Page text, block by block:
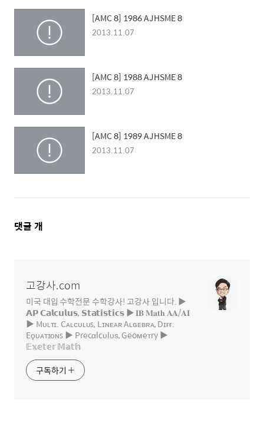
[AMC 8] 1986 AJHSME 8
2013.11.07
[AMC 8] 1988 AJHSME 8
2013.11.07
[AMC 8] 1989 AJHSME 8
2013.11.07
댓
댓글 개
고강사.com
미국 대입 수학전문 수학강사! 고강사 입니다. ▶
𝗔𝗣 𝗖𝗮𝗹𝗰𝘂𝗹𝘂𝘀, 𝗦𝘁𝗮𝘁𝗶𝘀𝘁𝗶𝗰𝘀 ▶ 𝐈𝐁 𝐌𝐚𝐭𝐡 𝐀𝐀/𝐀𝐈
▶ Mᴜʟᴛɪ. Cᴀʟᴄᴜʟᴜꜱ, Lɪɴᴇᴀʀ Aʟɢᴇʙʀᴀ, Dɪғғ.
Eϙᴜᴀᴛɪᴏɴꜱ ▶ Precαlcυlυѕ, Geoмeтry ▶
𝔼𝕩𝕖𝕥𝕖𝕣 𝕄𝕒𝕥𝕙
구독하기